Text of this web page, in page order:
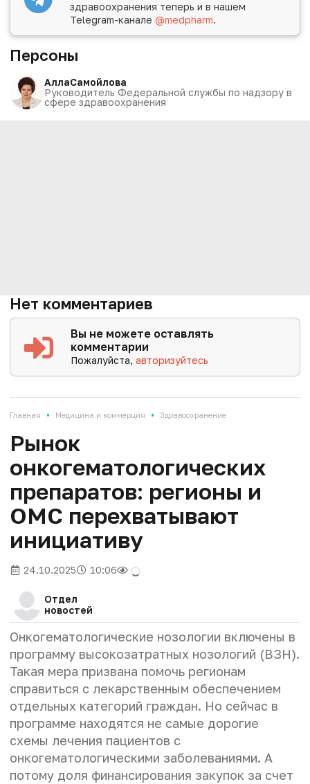
здравоохранения теперь и в нашем
Telegram-канале@medpharm.
Персоны
АллаСамойлова
Руководитель Федеральной службы по надзору в
сфере здравоохранения
Нет комментариев
Вы не можете оставлять
комментарии
Пожалуйста,авторизуйтесь
Главная • Медицина и коммерция • Здравоохранение
Рынок
онкогематологических
препаратов: регионы и
ОМС перехватывают
инициативу
24.10.2025 10:06
Отдел
новостей
Онкогематологические нозологии включены в
программу высокозатратных нозологий (ВЗН).
Такая мера призвана помочь регионам
справиться с лекарственным обеспечением
отдельных категорий граждан. Но сейчас в
программе находятся не самые дорогие
схемы лечения пациентов с
онкогематологическими заболеваниями. А
потому доля финансирования закупок за счет